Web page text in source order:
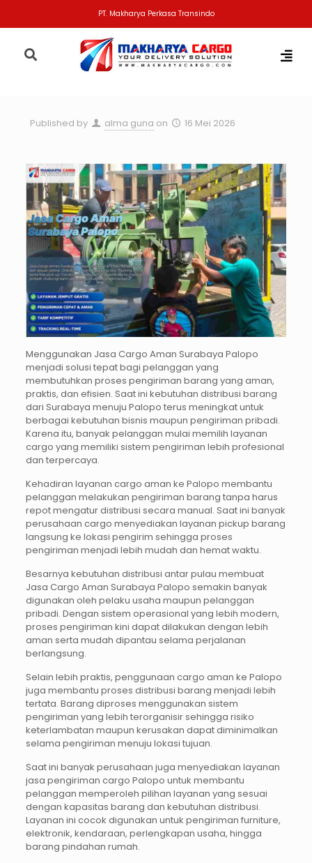
PT. Makharya Perkasa Transindo
Published by alma guna on 16 Mei 2026
Menggunakan Jasa Cargo Aman Surabaya Palopo
menjadi solusi tepat bagi pelanggan yang
membutuhkan proses pengiriman barang yang aman,
praktis, dan efisien. Saat ini kebutuhan distribusi barang
dari Surabaya menuju Palopo terus meningkat untuk
berbagai kebutuhan bisnis maupun pengiriman pribadi.
Karena itu, banyak pelanggan mulai memilih layanan
cargo yang memiliki sistem pengiriman lebih profesional
dan terpercaya.
Kehadiran layanan cargo aman ke Palopo membantu
pelanggan melakukan pengiriman barang tanpa harus
repot mengatur distribusi secara manual. Saat ini banyak
perusahaan cargo menyediakan layanan pickup barang
langsung ke lokasi pengirim sehingga proses
pengiriman menjadi lebih mudah dan hemat waktu.
Besarnya kebutuhan distribusi antar pulau membuat
Jasa Cargo Aman Surabaya Palopo semakin banyak
digunakan oleh pelaku usaha maupun pelanggan
pribadi. Dengan sistem operasional yang lebih modern,
proses pengiriman kini dapat dilakukan dengan lebih
aman serta mudah dipantau selama perjalanan
berlangsung.
Selain lebih praktis, penggunaan cargo aman ke Palopo
juga membantu proses distribusi barang menjadi lebih
tertata. Barang diproses menggunakan sistem
pengiriman yang lebih terorganisir sehingga risiko
keterlambatan maupun kerusakan dapat diminimalkan
selama pengiriman menuju lokasi tujuan.
Saat ini banyak perusahaan juga menyediakan layanan
jasa pengiriman cargo Palopo untuk membantu
pelanggan memperoleh pilihan layanan yang sesuai
dengan kapasitas barang dan kebutuhan distribusi.
Layanan ini cocok digunakan untuk pengiriman furniture,
elektronik, kendaraan, perlengkapan usaha, hingga
barang pindahan rumah.